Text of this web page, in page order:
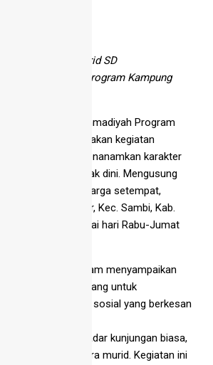
Catur: 84 Murid SD
Kottabarat Ikuti Program Kampung
kelas V SD Muhammadiyah Program
Solo melaksanakan kegiatan
sebagai upaya menanamkan karakter
kemandirian sejak dini. Mengusung
tinggal bersama warga setempat,
di Desa Catur, Kec. Sambi, Kab.
hari terhitung mulai hari Rabu-Jumat
PK, Nursalam menyampaikan
Ramadan ini dirancang untuk
spiritual dan sosial yang berkesan
ini bukan sekadar kunjungan biasa,
sosial bagi para murid. Kegiatan ini